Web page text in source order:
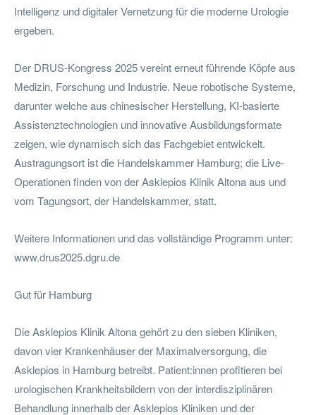
Intelligenz und digitaler Vernetzung für die moderne Urologie
ergeben.
Der DRUS-Kongress 2025 vereint erneut führende Köpfe aus
Medizin, Forschung und Industrie. Neue robotische Systeme,
darunter welche aus chinesischer Herstellung, KI-basierte
Assistenztechnologien und innovative Ausbildungsformate
zeigen, wie dynamisch sich das Fachgebiet entwickelt.
Austragungsort ist die Handelskammer Hamburg; die Live-
Operationen finden von der Asklepios Klinik Altona aus und
vom Tagungsort, der Handelskammer, statt.
Weitere Informationen und das vollständige Programm unter:
www.drus2025.dgru.de
Gut für Hamburg
Die Asklepios Klinik Altona gehört zu den sieben Kliniken,
davon vier Krankenhäuser der Maximalversorgung, die
Asklepios in Hamburg betreibt. Patient:innen profitieren bei
urologischen Krankheitsbildern von der interdisziplinären
Behandlung innerhalb der Asklepios Kliniken und der